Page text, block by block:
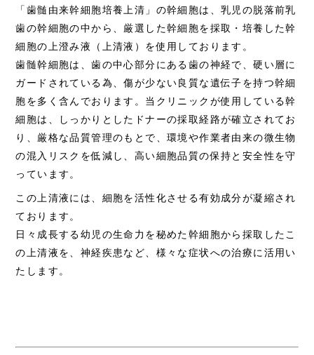
「歯髄由来幹細胞培養上清」の幹細胞は、乳児の脱落前乳
歯の幹細胞の中から、厳選した幹細胞を採取・培養した幹
細胞の上澄み液（上清液）を使用しております。
歯髄幹細胞は、歯の中心部分にある歯の神経で、硬い層に
ガードされている為、傷が少ない良質な遺伝子を持つ幹細
胞を多く含んでおります。当クリニックが使用している幹
細胞は、しっかりとしたドナーの採取経路が確立されてお
り、厳格な品質管理のもとで、環境や作業者由来の微生物
の混入リスクを低減し、高い細胞品質の保持と安全性を守
っています。
この上清液には、細胞を活性化させる有効成分が凝縮され
ております。
日々成長する幼児の生命力を秘めた幹細胞から採取したこ
の上清液を、神経疾患など、様々な症状への治療に活用い
たします。